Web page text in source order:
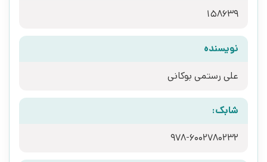
158639
نویسنده
علی رستمی بوکانی
شابک: